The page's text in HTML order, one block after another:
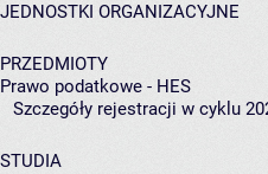
JEDNOSTKI ORGANIZACYJNE
PRZEDMIOTY
Prawo podatkowe - HES
Szczegóły rejestracji w cyklu
STUDIA